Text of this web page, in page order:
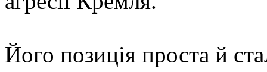
Його позиція проста й